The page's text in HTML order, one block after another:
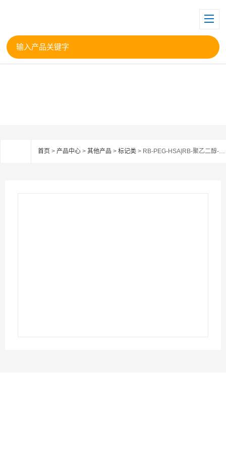
首页 > 产品中心 > 其他产品 > 标记类 > RB-PEG-HSA|RB-聚乙二醇-人血清白蛋白